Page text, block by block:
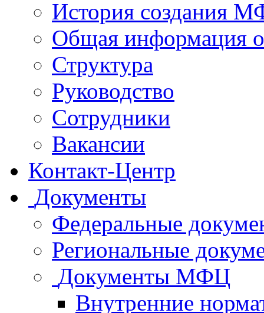
История создания
Общая
Структура
Руководство
Сотрудники
Вакансии
Контакт-Центр
Документы
Федеральные
Региональные
Документы МФЦ
Внутренние